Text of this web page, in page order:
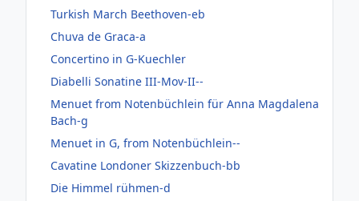
Turkish March Beethoven-eb
Chuva de Graca-a
Concertino in G-Kuechler
Diabelli Sonatine III-Mov-II--
Menuet from Notenbüchlein für Anna Magdalena
Bach-g
Menuet in G, from Notenbüchlein--
Cavatine Londoner Skizzenbuch-bb
Die Himmel rühmen-d